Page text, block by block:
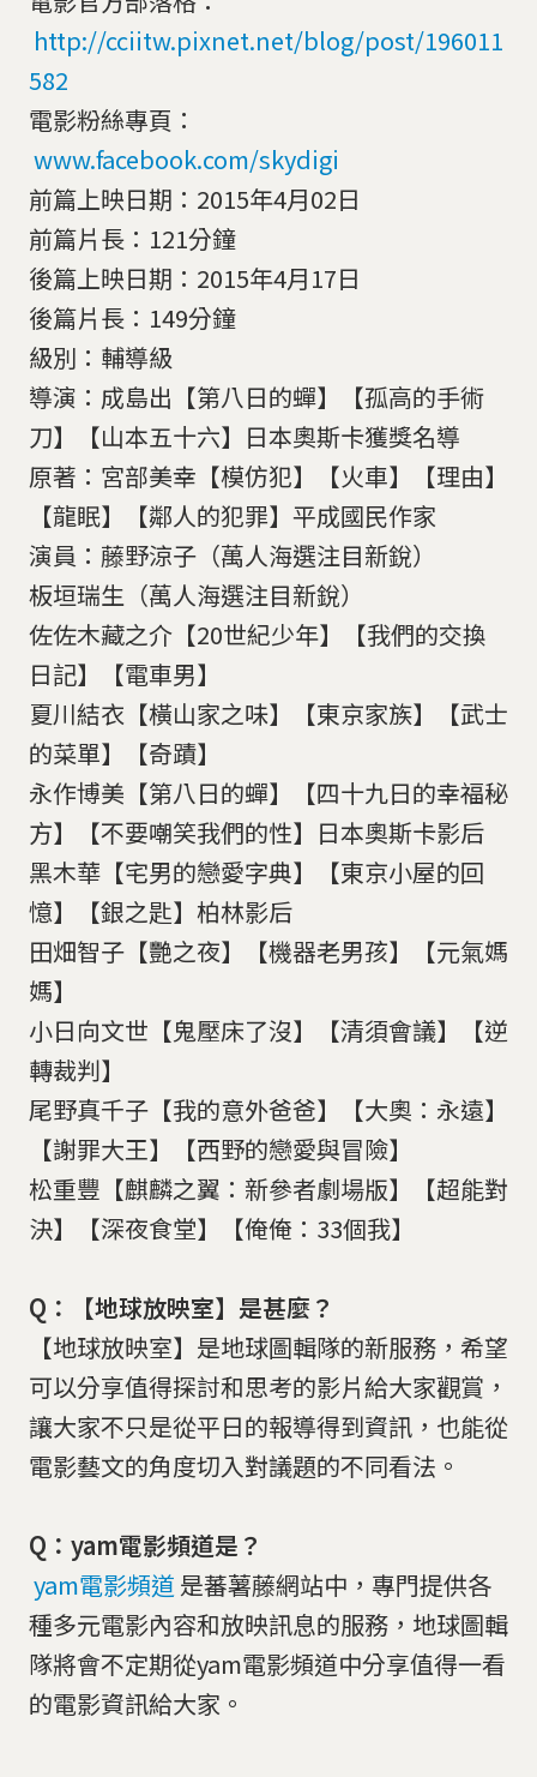
http://cciitw.pixnet.net/blog/post/196011
582
電影粉絲專頁：
www.facebook.com/skydigi
前篇上映日期：2015年4月02日
前篇片長：121分鐘
後篇上映日期：2015年4月17日
後篇片長：149分鐘
級別：輔導級
導演：成島出【第八日的蟬】【孤高的手術
刀】【山本五十六】日本奧斯卡獲獎名導
原著：宮部美幸【模仿犯】【火車】【理由】
【龍眠】【鄰人的犯罪】平成國民作家
演員：藤野涼子（萬人海選注目新銳）
板垣瑞生（萬人海選注目新銳）
佐佐木藏之介【20世紀少年】【我們的交換
日記】【電車男】
夏川結衣【橫山家之味】【東京家族】【武士
的菜單】【奇蹟】
永作博美【第八日的蟬】【四十九日的幸福秘
方】【不要嘲笑我們的性】日本奧斯卡影后
黑木華【宅男的戀愛字典】【東京小屋的回
憶】【銀之匙】柏林影后
田畑智子【艷之夜】【機器老男孩】【元氣媽
媽】
小日向文世【鬼壓床了沒】【清須會議】【逆
轉裁判】
尾野真千子【我的意外爸爸】【大奧：永遠】
【謝罪大王】【西野的戀愛與冒險】
松重豐【麒麟之翼：新參者劇場版】【超能對
決】【深夜食堂】【俺俺：33個我】
Q：【地球放映室】是甚麼？
【地球放映室】是地球圖輯隊的新服務，希望
可以分享值得探討和思考的影片給大家觀賞，
讓大家不只是從平日的報導得到資訊，也能從
電影藝文的角度切入對議題的不同看法。
Q：yam電影頻道是？
yam電影頻道 是蕃薯藤網站中，專門提供各
種多元電影內容和放映訊息的服務，地球圖輯
隊將會不定期從yam電影頻道中分享值得一看
的電影資訊給大家。